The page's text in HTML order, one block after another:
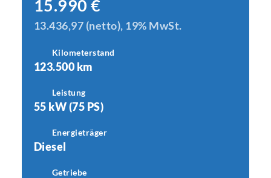
15.990€
13.436,97 (netto), 19% MwSt.
Kilometerstand
123.500 km
Leistung
55 kW (75 PS)
Energieträger
Diesel
Getriebe